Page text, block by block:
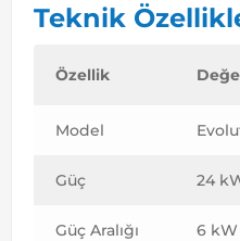
Teknik
Özellik
Model
Güç 24
Güç Aralığı 6